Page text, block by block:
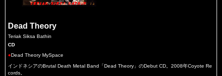
Dead Theory
Teriak Siksa Bathin
CD
●Dead Theory MySpace
インドネシアのBrutal Death Metal Band「Dead Theory」のDebut CD。2008年Coyote Re
cords。